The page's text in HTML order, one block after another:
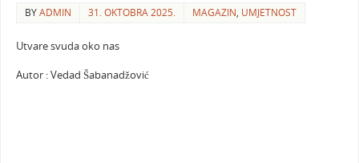
BYADMIN 31. OKTOBRA 2025. MAGAZIN, UMJETNOST
Utvare svuda oko nas
Autor : Vedad Šabanadžović